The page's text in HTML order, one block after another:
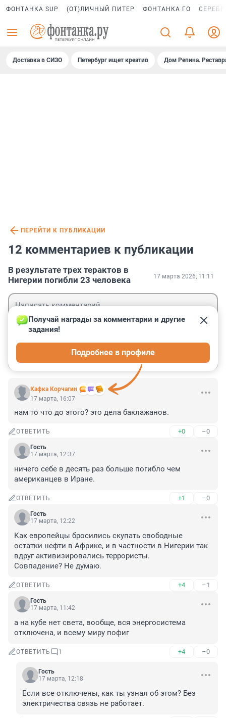
ФОНТАНКА SUP (ОТ)ЛИЧНЫЙ ПИТЕР ФОНТАНКА ГО
Доставка в СИЗО Петербург ищет креатив Дом Репина.
ПЕРЕЙТИ К ПУБЛИКАЦИИ
12 комментариев к публикации
В результате трех терактов в
Нигерии погибли 23 человека
17 марта 2026, 11:11
Кафка Корчагин
Получай награды за комментарии и другие
задания!
Подробнее в профиле
17 марта, 16:07
нам то что до этого? это дела баклажанов.
ОТВЕТИТЬ +0 –0
Гость
17 марта, 12:37
ничего себе в десять раз больше погибло чем
американцев в Иране.
ОТВЕТИТЬ +1 –0
Гость
17 марта, 12:22
Как европейцы бросились скупать свободные
остатки нефти в Африке, и в частности в Нигерии так
вдруг активизировались террористы.
Совпадение? Не думаю.
ОТВЕТИТЬ +4 –1
Гость
17 марта, 11:42
а на кубе нет света, вообще, вся энергосистема
отключена, и всему миру пофиг
ОТВЕТИТЬ 1 +4 –0
Гость
17 марта, 12:18
Если все отключены, как ты узнал об этом? Без
электричества связь не работает.